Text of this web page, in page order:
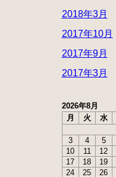
2018年3月
2017年10月
2017年9月
2017年3月
2026年8月
月
火 水
3
4 5
10
11 12
17
18 19
24
25 26